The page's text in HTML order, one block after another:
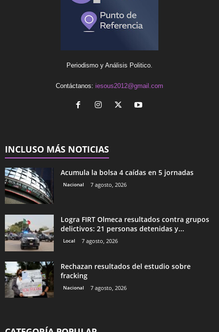
Periodismo y Análisis Politico.
Contáctanos: iesous2012@gmail.com
INCLUSO MÁS NOTICIAS
Acumula la bolsa 4 caídas en 5 jornadas
Nacional 7 agosto, 2026
Logra FIRT Olmeca resultados contra grupos
delictivos: 21 personas detenidas y...
Local 7 agosto, 2026
Rechazan resultados del estudio sobre
fracking
Nacional 7 agosto, 2026